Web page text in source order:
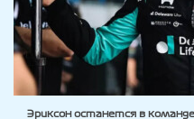
Эриксон останется в